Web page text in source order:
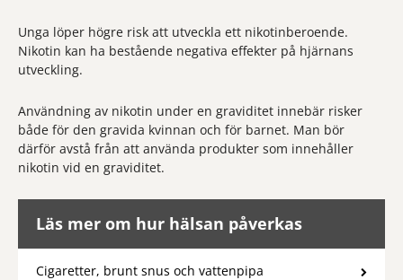
Unga löper högre risk att utveckla ett nikotinberoende.
Nikotin kan ha bestående negativa effekter på hjärnans
utveckling.
Användning av nikotin under en graviditet innebär risker
både för den gravida kvinnan och för barnet. Man bör
därför avstå från att använda produkter som innehåller
nikotin vid en graviditet.
Läs mer om hur hälsan påverkas
Cigaretter, brunt snus och vattenpipa